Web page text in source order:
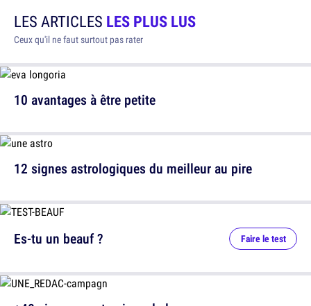
LES ARTICLES LES PLUS LUS
Ceux qu'il ne faut surtout pas rater
10 avantages à être petite
12 signes astrologiques du meilleur au pire
Es-tu un beauf ? Faire le test